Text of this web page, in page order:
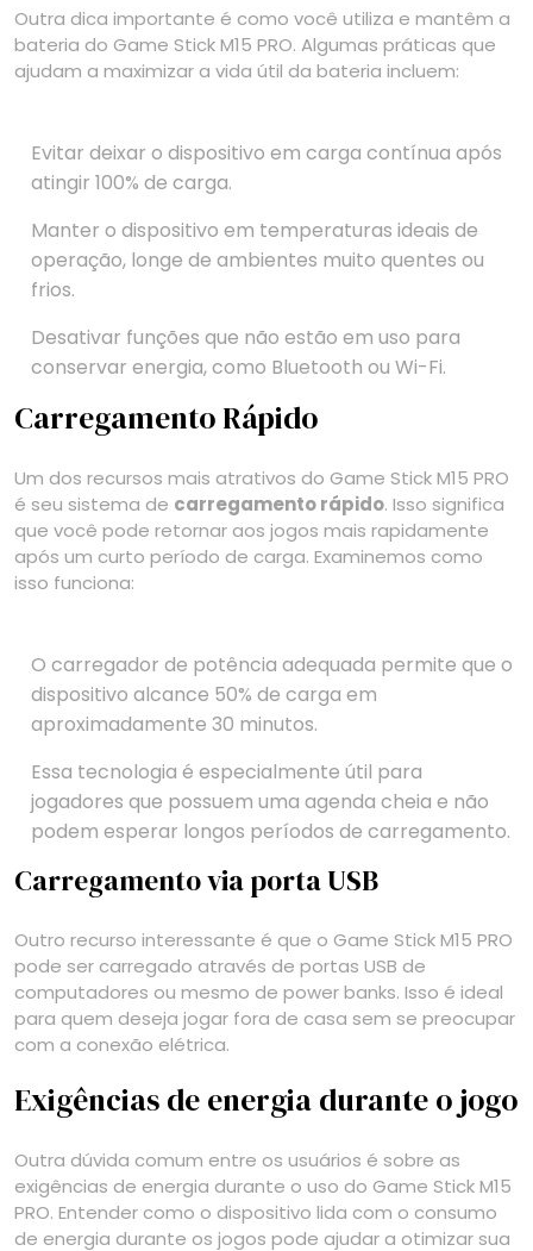
Outra dica importante é como você utiliza e mantêm a
bateria do Game Stick M15 PRO. Algumas práticas que
ajudam a maximizar a vida útil da bateria incluem:
Evitar deixar o dispositivo em carga contínua após
atingir 100% de carga.
Manter o dispositivo em temperaturas ideais de
operação, longe de ambientes muito quentes ou
frios.
Desativar funções que não estão em uso para
conservar energia, como Bluetooth ou Wi-Fi.
Carregamento Rápido
Um dos recursos mais atrativos do Game Stick M15 PRO
é seu sistema de carregamento rápido. Isso significa
que você pode retornar aos jogos mais rapidamente
após um curto período de carga. Examinemos como
isso funciona:
O carregador de potência adequada permite que o
dispositivo alcance 50% de carga em
aproximadamente 30 minutos.
Essa tecnologia é especialmente útil para
jogadores que possuem uma agenda cheia e não
podem esperar longos períodos de carregamento.
Carregamento via porta USB
Outro recurso interessante é que o Game Stick M15 PRO
pode ser carregado através de portas USB de
computadores ou mesmo de power banks. Isso é ideal
para quem deseja jogar fora de casa sem se preocupar
com a conexão elétrica.
Exigências de energia durante o jogo
Outra dúvida comum entre os usuários é sobre as
exigências de energia durante o uso do Game Stick M15
PRO. Entender como o dispositivo lida com o consumo
de energia durante os jogos pode ajudar a otimizar sua